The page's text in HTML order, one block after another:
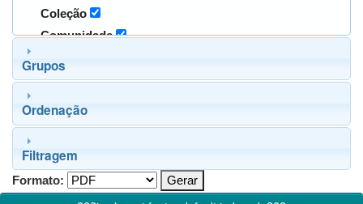
Coleção
Comunidade
Grupos
Ordenação
Filtragem
Formato: